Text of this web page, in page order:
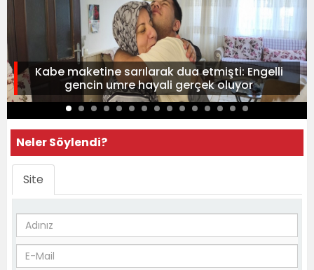
Kabe maketine sarılarak dua etmişti: Engelli
gencin umre hayali gerçek oluyor
Neler Söylendi?
Site